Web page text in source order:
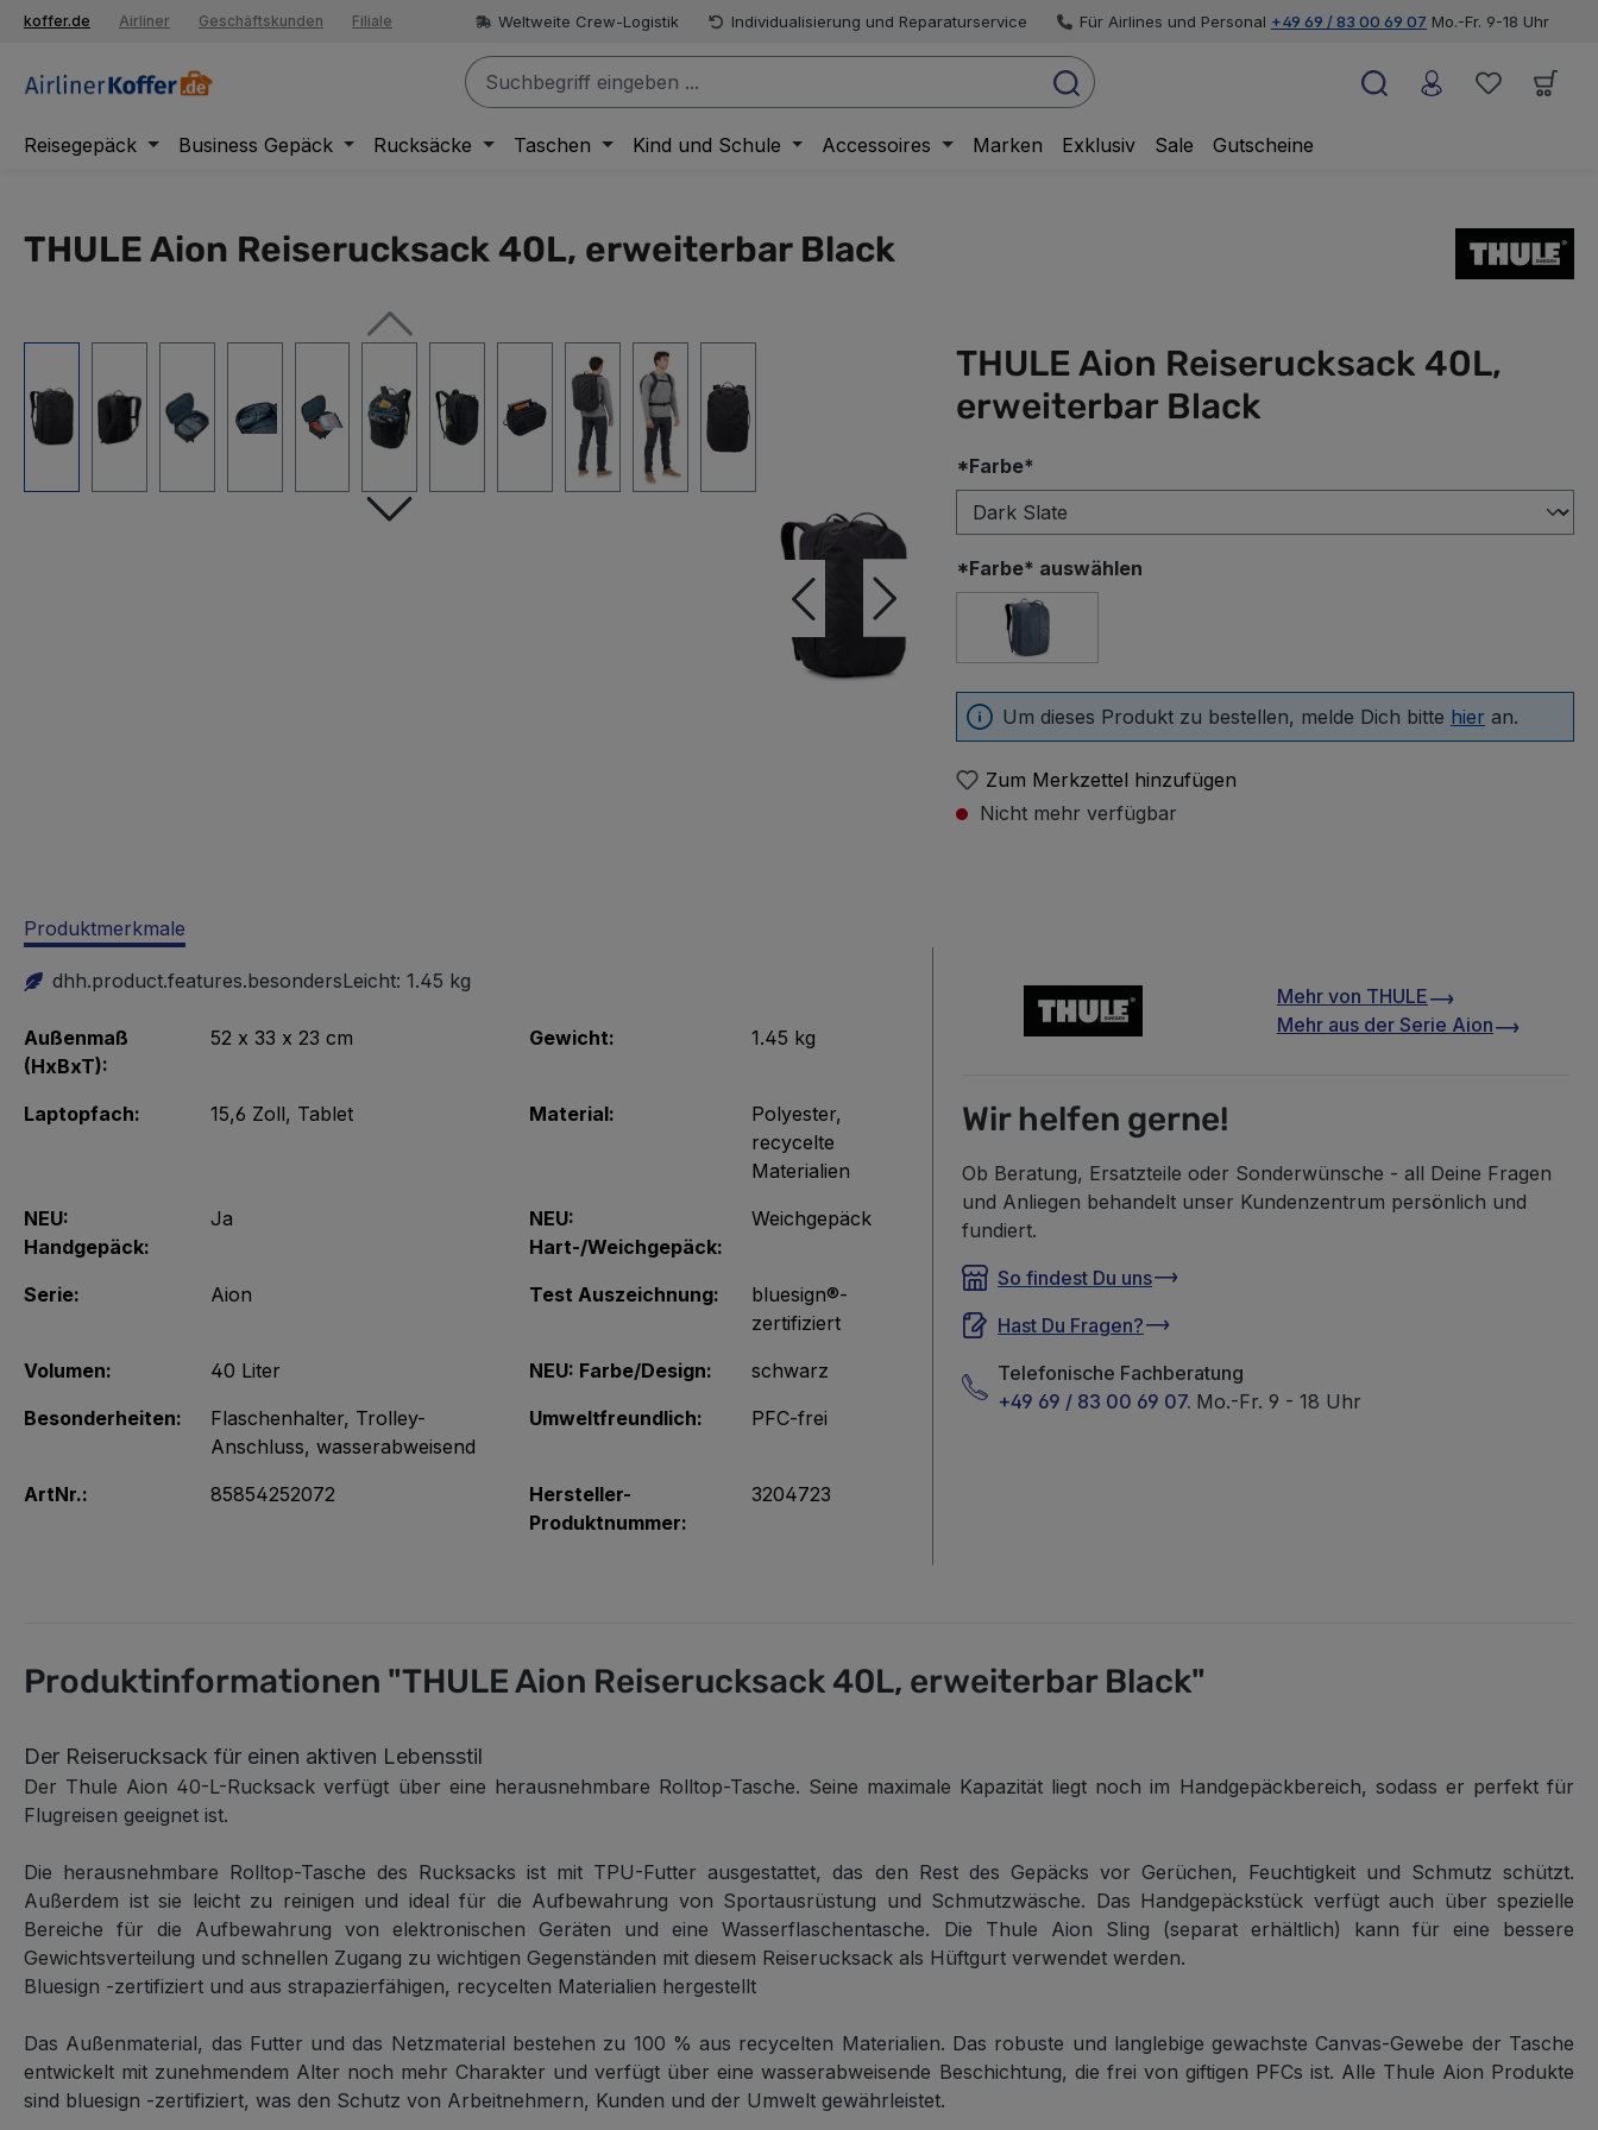
Zur Hauptnavigation springen
koffer.de Airliner Geschäftskunden Filiale Weltweite Crew-Logistik Individualisierung und Reparaturservice Für Airlines und Personal +49 69 / 83 00 69 07 Mo.-Fr. 9-18 Uhr
Reisegepäck Business Gepäck Rucksäcke Taschen Kind und Schule Accessoires Marken Exklusiv Sale Gutscheine
THULE Aion Reiserucksack 40L, erweiterbar Black
THULE Aion Reiserucksack 40L,
erweiterbar Black
*Farbe*
*Farbe* auswählen
Dark Slate
Um dieses Produkt zu bestellen, melde Dich bitte hier an.
Zum Merkzettel hinzufügen
Nicht mehr verfügbar
Produktmerkmale
dhh.product.features.besondersLeicht: 1.45 kg
Außenmaß
(HxBxT):
52 x 33 x 23 cm Gewicht: 1.45 kg
Laptopfach: 15,6 Zoll, Tablet Material: Polyester,
recycelte
Materialien
NEU:
Handgepäck:
Ja
NEU:
Hart-/Weichgepäck:
Weichgepäck
Serie: Aion Test Auszeichnung:
bluesign®-
zertifiziert
Volumen:
40 Liter NEU: Farbe/Design:
schwarz
Besonderheiten:
Flaschenhalter, Trolley-
Anschluss, wasserabweisend
Umweltfreundlich: PFC-frei
ArtNr.: 85854252072
Hersteller-
Produktnummer:
3204723
Mehr von THULE
Mehr aus der Serie Aion
Wir helfen gerne!
Ob Beratung, Ersatzteile oder Sonderwünsche - all Deine Fragen
und Anliegen behandelt unser Kundenzentrum persönlich und
fundiert.
So findest Du uns
Hast Du Fragen?
Telefonische Fachberatung
+49 69 / 83 00 69 07. Mo.-Fr. 9 - 18 Uhr
Produktinformationen "THULE Aion Reiserucksack 40L, erweiterbar Black"
Der Reiserucksack für einen aktiven Lebensstil
Der Thule Aion 40-L-Rucksack verfügt über eine herausnehmbare Rolltop-Tasche. Seine maximale Kapazität liegt noch im Handgepäckbereich, sodass er perfekt für
Flugreisen geeignet ist.
Die herausnehmbare Rolltop-Tasche des Rucksacks ist mit TPU-Futter ausgestattet, das den Rest des Gepäcks vor Gerüchen, Feuchtigkeit und Schmutz schützt.
Außerdem ist sie leicht zu reinigen und ideal für die Aufbewahrung von Sportausrüstung und Schmutzwäsche. Das Handgepäckstück verfügt auch über spezielle
Bereiche für die Aufbewahrung von elektronischen Geräten und eine Wasserflaschentasche. Die Thule Aion Sling (separat erhältlich) kann für eine bessere
Gewichtsverteilung und schnellen Zugang zu wichtigen Gegenständen mit diesem Reiserucksack als Hüftgurt verwendet werden.
Bluesign -zertifiziert und aus strapazierfähigen, recycelten Materialien hergestellt
Das Außenmaterial, das Futter und das Netzmaterial bestehen zu 100 % aus recycelten Materialien. Das robuste und langlebige gewachste Canvas-Gewebe der Tasche
entwickelt mit zunehmendem Alter noch mehr Charakter und verfügt über eine wasserabweisende Beschichtung, die frei von giftigen PFCs ist. Alle Thule Aion Produkte
sind bluesign -zertifiziert, was den Schutz von Arbeitnehmern, Kunden und der Umwelt gewährleistet.